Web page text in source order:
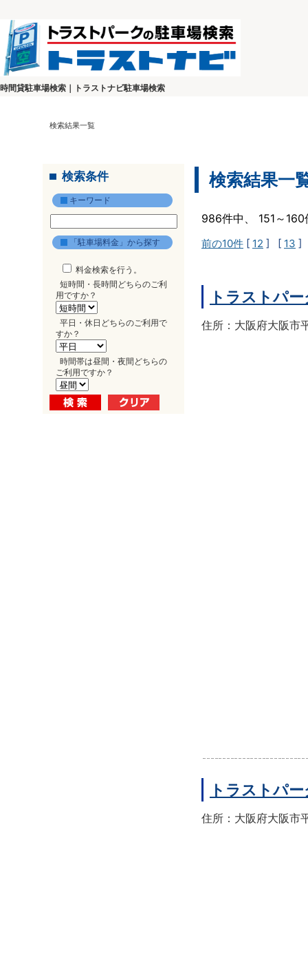
時間貸駐車場検索｜トラストナビ駐車場検索
検索結果一覧
検索条件
キーワード
「駐車場料金」から探す
料金検索を行う。
短時間・長時間どちらのご利
用ですか？
平日・休日どちらのご利用で
すか？
時間帯は昼間・夜間どちらの
ご利用ですか？
検索結果一
986件中、 151～
前の10件 [ 12 ] [ 13 ]
トラストパ
住所：大阪府大阪市
トラストパ
住所：大阪府大阪市